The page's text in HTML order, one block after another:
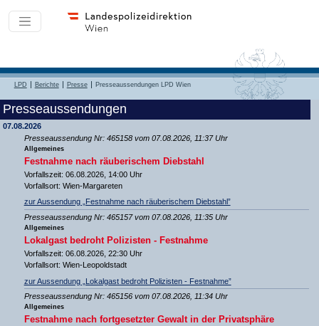
LPD Berichte Presse Presseaussendungen LPD Wien
Presseaussendungen
07.08.2026
Presseaussendung Nr: 465158 vom 07.08.2026, 11:37 Uhr
Allgemeines
Festnahme nach räuberischem Diebstahl
Vorfallszeit: 06.08.2026, 14:00 Uhr
Vorfallsort: Wien-Margareten
zur Aussendung „Festnahme nach räuberischem Diebstahl”
Presseaussendung Nr: 465157 vom 07.08.2026, 11:35 Uhr
Allgemeines
Lokalgast bedroht Polizisten - Festnahme
Vorfallszeit: 06.08.2026, 22:30 Uhr
Vorfallsort: Wien-Leopoldstadt
zur Aussendung „Lokalgast bedroht Polizisten - Festnahme”
Presseaussendung Nr: 465156 vom 07.08.2026, 11:34 Uhr
Allgemeines
Festnahme nach fortgesetzter Gewalt in der Privatsphäre